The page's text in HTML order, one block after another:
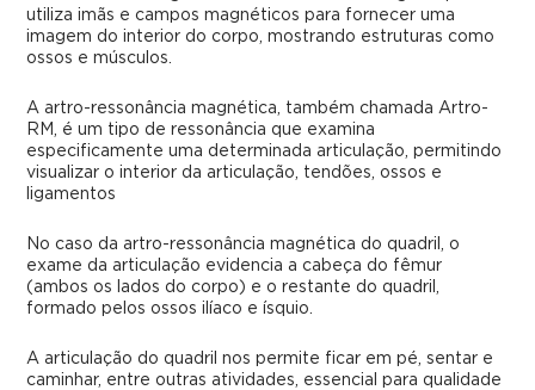
utiliza imãs e campos magnéticos para fornecer uma
imagem do interior do corpo, mostrando estruturas como
ossos e músculos.
A artro-ressonância magnética, também chamada Artro-
RM, é um tipo de ressonância que examina
especificamente uma determinada articulação, permitindo
visualizar o interior da articulação, tendões, ossos e
ligamentos
No caso da artro-ressonância magnética do quadril, o
exame da articulação evidencia a cabeça do fêmur
(ambos os lados do corpo) e o restante do quadril,
formado pelos ossos ilíaco e ísquio.
A articulação do quadril nos permite ficar em pé, sentar e
caminhar, entre outras atividades, essencial para qualidade